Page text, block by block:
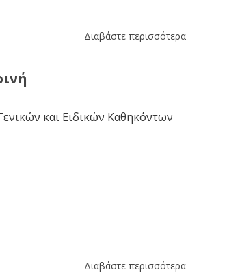
Διαβάστε περισσότερα
και Ειδικών Καθηκόντων
Διαβάστε περισσότερα